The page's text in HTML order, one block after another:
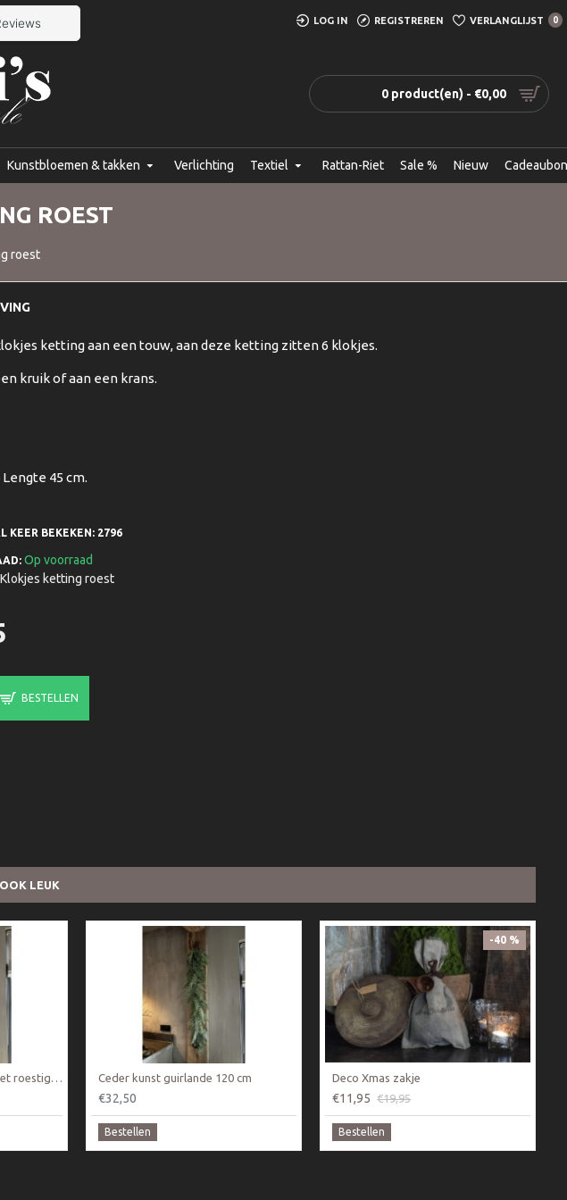
LOG IN REGISTREREN VERLANGLIJST 0
0 product(en) - €0,00
Kunstbloemen & takken Verlichting Textiel Rattan-Riet Sale % Nieuw Cadeaubon
roest
ROEST
ketting aan een touw, aan deze ketting zitten 6 klokjes.
kruik of aan een krans.
45 cm.
Op voorraad
Klokjes ketting roest
KEER BEKEKEN: 2796
BESTELLEN
LEUK
Ceder guirlande 120 cm met roestige bellen ketting Ceder kunst guirlande 120 cm
€32,50
Bestellen
-40 %
Deco Xmas zakje
€11,95 €19,95
Bestellen